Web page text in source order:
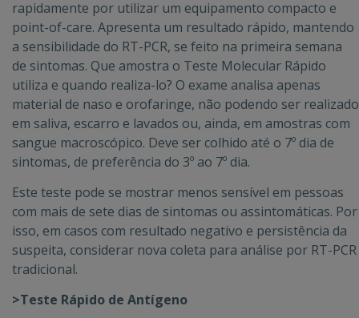
rapidamente por utilizar um equipamento compacto e
point-of-care. Apresenta um resultado rápido, mantendo
a sensibilidade do RT-PCR, se feito na primeira semana
de sintomas. Que amostra o Teste Molecular Rápido
utiliza e quando realiza-lo? O exame analisa apenas
material de naso e orofaringe, não podendo ser realizado
em saliva, escarro e lavados ou, ainda, em amostras com
sangue macroscópico. Deve ser colhido até o 7º dia de
sintomas, de preferência do 3º ao 7º dia.
Este teste pode se mostrar menos sensível em pessoas
com mais de sete dias de sintomas ou assintomáticas. Por
isso, em casos com resultado negativo e persistência da
suspeita, considerar nova coleta para análise por RT-PCR
tradicional.
>Teste Rápido de Antígeno